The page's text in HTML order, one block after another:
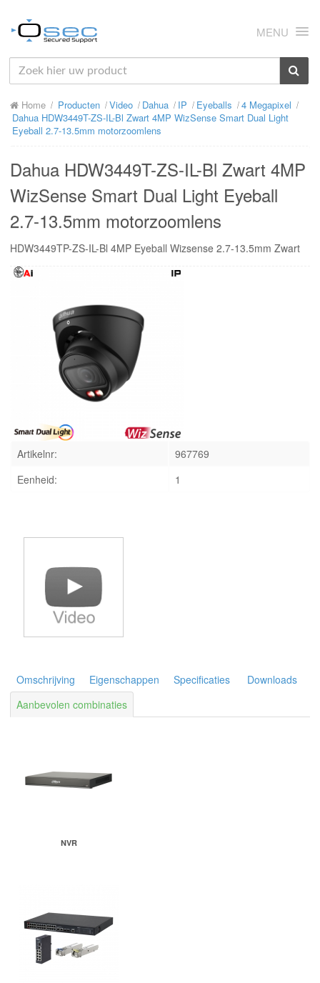
MENU
HOME
OVER ONS
NIEUWS
PRODUCTEN
SUPPORT
RMA
INLOGGEN
Home Producten Video Dahua IP Eyeballs
4 Megapixel
Dahua HDW3449T-ZS-IL-Bl Zwart 4MP WizSense Smart Dual Light
Eyeball 2.7-13.5mm motorzoomlens
Dahua HDW3449T-ZS-IL-Bl Zwart 4MP
WizSense Smart Dual Light Eyeball
2.7-13.5mm motorzoomlens
HDW3449TP-ZS-IL-Bl 4MP Eyeball Wizsense 2.7-13.5mm Zwart
Artikelnr:
967769
Eenheid:
1
Omschrijving Eigenschappen Specificaties
Downloads
Aanbevolen combinaties
NVR